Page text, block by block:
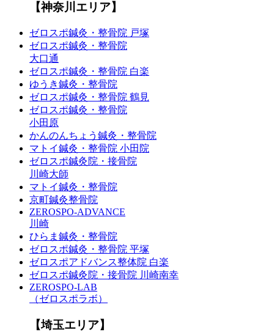
【神奈川エリア】
ゼロスポ鍼灸・整骨院 戸塚
ゼロスポ鍼灸・整骨院
大口通
ゼロスポ鍼灸・整骨院 白楽
ゆうき鍼灸・整骨院
ゼロスポ鍼灸・整骨院 鶴見
ゼロスポ鍼灸・整骨院
小田原
かんのんちょう鍼灸・整骨院
マトイ鍼灸・整骨院 小田院
ゼロスポ鍼灸院・接骨院
川崎大師
マトイ鍼灸・整骨院
京町鍼灸整骨院
ZEROSPO-ADVANCE
川崎
ひらま鍼灸・整骨院
ゼロスポ鍼灸・整骨院 平塚
ゼロスポアドバンス整体院 白楽
ゼロスポ鍼灸院・接骨院 川崎南幸
ZEROSPO-LAB
（ゼロスポラボ）
【埼玉エリア】